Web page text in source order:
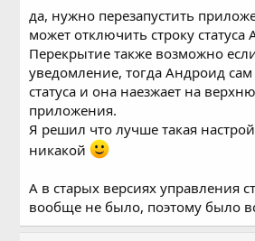
да, нужно перезапустить
может отключить строку статуса
Перекрытие также возможно
уведомление, тогда Андроид сам
статуса и она наезжает на
приложения.
Я решил что лучше такая
никакой
А в старых версиях управления
вообще не было, поэтому было